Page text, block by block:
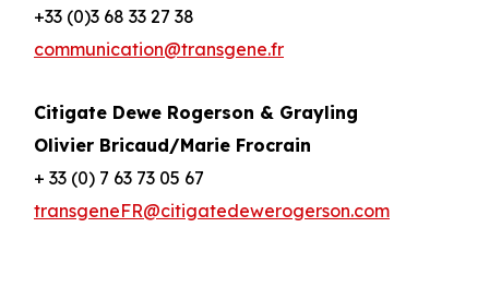
+33 (0)3 68 33 27 38
communication@transgene.fr
Citigate Dewe Rogerson & Grayling
Olivier Bricaud/Marie Frocrain
+ 33 (0) 7 63 73 05 67
transgeneFR@citigatedewerogerson.com